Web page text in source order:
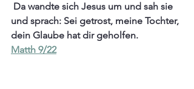
und sprach: Sei getrost, meine Tochter,
dein Glaube hat dir geholfen.
Matth 9/22